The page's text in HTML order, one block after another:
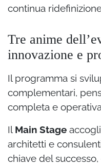
continua
Tre anime
innovazione e
Il programma si
complementari,
completa e
Il Main Stage
architetti e
chiave del